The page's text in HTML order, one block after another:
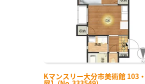
Kマンスリー大分市美術館 103